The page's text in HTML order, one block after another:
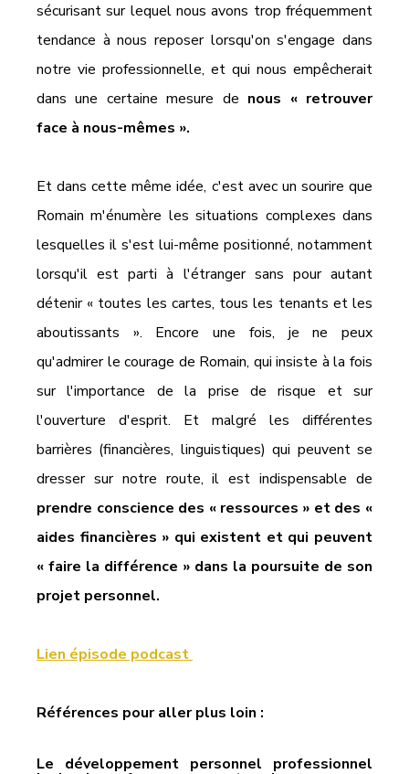
sécurisant sur lequel nous avons trop fréquemment
tendance à nous reposer lorsqu'on s'engage dans
notre vie professionnelle, et qui nous empêcherait
dans une certaine mesure de nous « retrouver
face à nous-mêmes ».
Et dans cette même idée, c'est avec un sourire que
Romain m'énumère les situations complexes dans
lesquelles il s'est lui-même positionné, notamment
lorsqu'il est parti à l'étranger sans pour autant
détenir « toutes les cartes, tous les tenants et les
aboutissants ». Encore une fois, je ne peux
qu'admirer le courage de Romain, qui insiste à la fois
sur l'importance de la prise de risque et sur
l'ouverture d'esprit. Et malgré les différentes
barrières (financières, linguistiques) qui peuvent se
prendre conscience des « ressources » et des «
aides financières » qui existent et qui peuvent
« faire la différence » dans la poursuite de son
projet personnel.
Lien épisode podcast
Références pour aller plus loin :
Le développement personnel professionnel